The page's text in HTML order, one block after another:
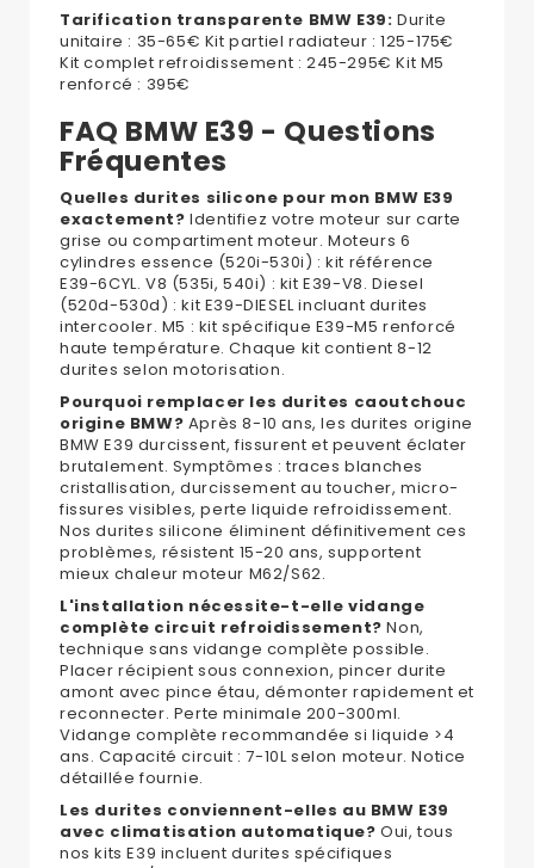
Tarification transparente BMW E39: Durite
unitaire : 35-65€ Kit partiel radiateur : 125-175€
Kit complet refroidissement : 245-295€ Kit M5
renforcé : 395€
FAQ BMW E39 - Questions
Fréquentes
Quelles durites silicone pour mon BMW E39
exactement? Identifiez votre moteur sur carte
grise ou compartiment moteur. Moteurs 6
cylindres essence (520i-530i) : kit référence
E39-6CYL. V8 (535i, 540i) : kit E39-V8. Diesel
(520d-530d) : kit E39-DIESEL incluant durites
intercooler. M5 : kit spécifique E39-M5 renforcé
haute température. Chaque kit contient 8-12
durites selon motorisation.
Pourquoi remplacer les durites caoutchouc
origine BMW? Après 8-10 ans, les durites origine
BMW E39 durcissent, fissurent et peuvent éclater
brutalement. Symptômes : traces blanches
cristallisation, durcissement au toucher, micro-
fissures visibles, perte liquide refroidissement.
Nos durites silicone éliminent définitivement ces
problèmes, résistent 15-20 ans, supportent
mieux chaleur moteur M62/S62.
L'installation nécessite-t-elle vidange
complète circuit refroidissement? Non,
technique sans vidange complète possible.
Placer récipient sous connexion, pincer durite
amont avec pince étau, démonter rapidement et
reconnecter. Perte minimale 200-300ml.
Vidange complète recommandée si liquide >4
ans. Capacité circuit : 7-10L selon moteur. Notice
détaillée fournie.
Les durites conviennent-elles au BMW E39
avec climatisation automatique? Oui, tous
nos kits E39 incluent durites spécifiques